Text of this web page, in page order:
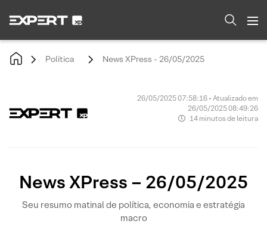
Política News XPress - 26/05/2025
26/05/2025 07:58:16 • Atualizado em
26/05/2025 08:49:26
14 minutos de leitura
News XPress – 26/05/2025
Seu resumo matinal de política, economia e estratégia
macro